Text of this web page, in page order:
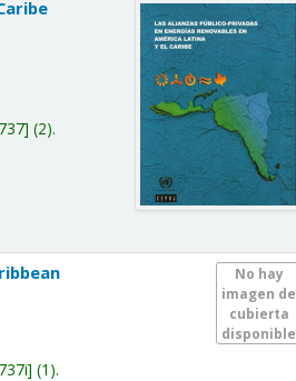
(2).
No hay
imagen de
cubierta
disponible
(1).